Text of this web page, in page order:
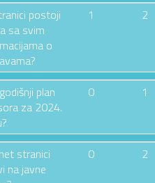
postoji
sa svim
o
1 2
plan
za 2024.
0 1
stranici
na javne
0 2